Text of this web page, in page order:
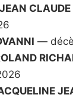
CLAUDE
—